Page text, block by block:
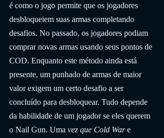
é como o jogo permite que os jogadores
desbloqueiem suas armas completando
desafios. No passado, os jogadores podiam
comprar novas armas usando seus pontos de
COD. Enquanto este método ainda está
presente, um punhado de armas de maior
valor exigem um certo desafio a ser
concluído para desbloquear. Tudo depende
da habilidade de um jogador se eles querem
o Nail Gun. Uma vez que Cold War e